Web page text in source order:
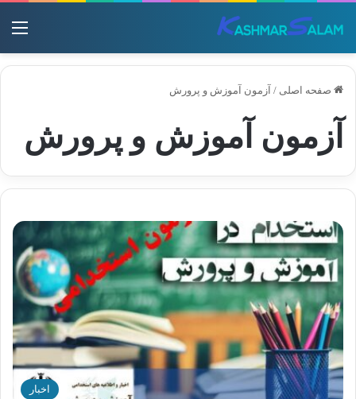
صفحه اصلی / آزمون آموزش و پرورش
آزمون آموزش و پرورش
اخبار